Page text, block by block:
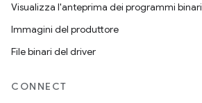
Visualizza l'anteprima dei programmi binari
Immagini del produttore
File binari del driver
CONNECT